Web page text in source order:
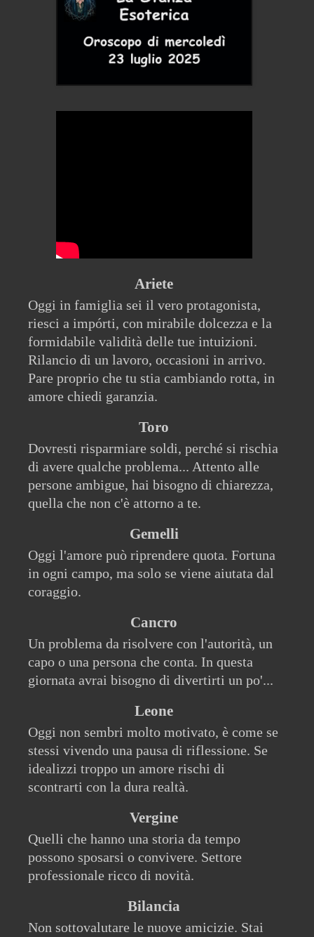
Ariete
Oggi in famiglia sei il vero protagonista,
riesci a impórti, con mirabile dolcezza e la
formidabile validità delle tue intuizioni.
Rilancio di un lavoro, occasioni in arrivo.
Pare proprio che tu stia cambiando rotta, in
amore chiedi garanzia.
Toro
Dovresti risparmiare soldi, perché si rischia
di avere qualche problema... Attento alle
persone ambigue, hai bisogno di chiarezza,
quella che non c'è attorno a te.
Gemelli
Oggi l'amore può riprendere quota. Fortuna
in ogni campo, ma solo se viene aiutata dal
coraggio.
Cancro
Un problema da risolvere con l'autorità, un
capo o una persona che conta. In questa
giornata avrai bisogno di divertirti un po'...
Leone
Oggi non sembri molto motivato, è come se
stessi vivendo una pausa di riflessione. Se
idealizzi troppo un amore rischi di
scontrarti con la dura realtà.
Vergine
Quelli che hanno una storia da tempo
possono sposarsi o convivere. Settore
professionale ricco di novità.
Bilancia
Non sottovalutare le nuove amicizie. Stai